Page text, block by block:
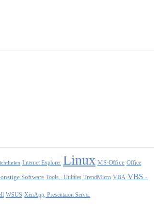
Internet Explorer Linux MS-Office Office
Software Tools - Utilities TrendMicro VBA VBS -
WSUS XenApp, Presentaion Server